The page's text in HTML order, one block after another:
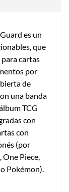
es un
que
cartas
por
de
una banda
TCG
con
con
(por
One Piece,
Pokémon).